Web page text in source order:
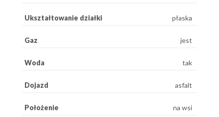
Ukształtowanie działki płaska
Gaz jest
Woda tak
Dojazd asfalt
Położenie na wsi